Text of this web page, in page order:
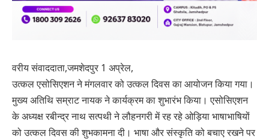
वरीय संवाददाता,जमशेदपुर 1 अप्रेल,
उत्कल एसोसिएशन ने मंगलवार को उत्कल दिवस का आयोजन किया गया।
मुख्य अतिथि सम्राट नायक ने कार्यक्रम का शुभारंभ किया। एसोसिएशन
के अध्यक्ष रबीन्द्र नाथ सत्पथी ने लौहनगरी में रह रहे ओड़िया भाषाभाषियों
को उत्कल दिवस की शुभकामना दी। भाषा और संस्कृति को बचाए रखने पर